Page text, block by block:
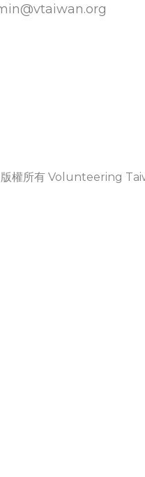
版權所有 Volunteering